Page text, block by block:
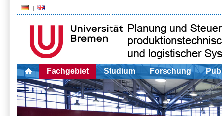
Fachgebiet Studium Forschung